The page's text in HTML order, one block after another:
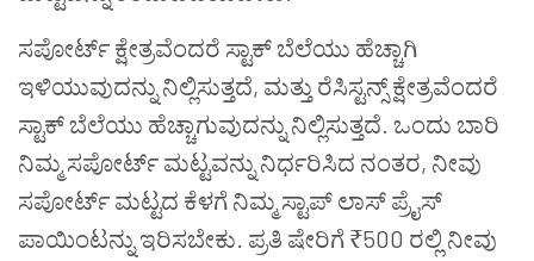
ಸಪೋರ್ಟ್ ಕ್ಷೇತ್ರವೆಂದರೆ ಸ್ಟಾಕ್ಬೆಲೆಯು ಹೆಚ್ಚಾಗಿ
ಇಳಿಯುವುದನ್ನು ನಿಲ್ಲಿಸುತ್ತದೆ, ಮತ್ತು ರೆಸಿಸ್ಟನ್ಸ್ ಕ್ಷೇತ್ರವೆಂದರೆ
ಸ್ಟಾಕ್ಬೆಲೆಯು ಹೆಚ್ಚಾಗುವುದನ್ನು ನಿಲ್ಲಿಸುತ್ತದೆ. ಒಂದು ಬಾರಿ
ನಿಮ್ಮ ಸಪೋರ್ಟ್ ಮಟ್ಟವನ್ನು ನಿರ್ಧರಿಸಿದ ನಂತರ, ನೀವು
ಸಪೋರ್ಟ್ ಮಟ್ಟದ ಕೆಳಗೆ ನಿಮ್ಮ ಸ್ಟಾಪ್ ಲಾಸ್ ಪ್ರೈಸ್
ಪಾಯಿಂಟನ್ನು ಇರಿಸಬೇಕು. ಪ್ರತಿ ಷೇರಿಗೆ ₹500 ರಲ್ಲಿ ನೀವು